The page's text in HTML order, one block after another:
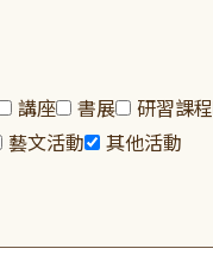
講座 書展 研習課程
藝文活動 其他活動